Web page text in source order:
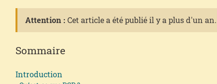
Attention : Cet article a été publié il y a plus d'un
Sommaire
Introduction